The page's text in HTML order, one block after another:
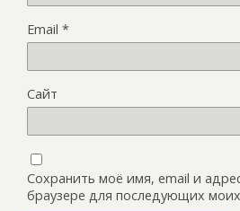
Email *
Сайт
Сохранить моё имя, email и
браузере для последующих